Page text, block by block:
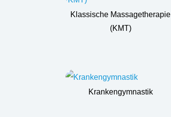
Klassische Massagetherapie
(KMT)
Krankengymnastik